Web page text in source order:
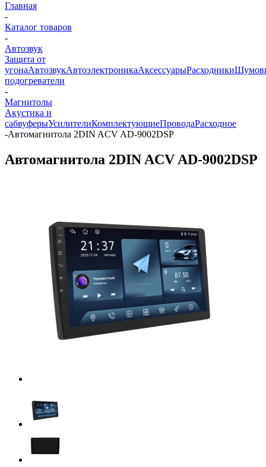
Главная
-
Каталог товаров
-
Автозвук
Защита от
угонаАвтозвукАвтоэлектроникаАксессуарыРасходники
подогреватели
-
Магнитолы
Акустика и
сабвуферыУсилителиКомплектующиеПроводаРасходное
-Автомагнитола 2DIN ACV AD-9002DSP
Автомагнитола 2DIN ACV AD-9002DSP